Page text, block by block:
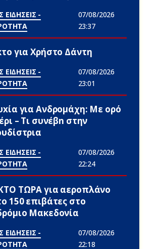
ΕΙΔΗΣΕΙΣ -
07/08/2026
23:37
για Χρήστο Δάντη
ΕΙΔΗΣΕΙΣ -
07/08/2026
23:01
για Ανδρομάχη: Με ορό
– Τι συνέβn στην
ΕΙΔΗΣΕΙΣ -
07/08/2026
22:24
ΤΩΡΑ για αεροπλάνο
150 επιβάτες στο
Μακεδονία
ΕΙΔΗΣΕΙΣ -
07/08/2026
22:18